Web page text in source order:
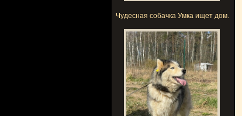
Чудесная собачка Умка ищет дом.